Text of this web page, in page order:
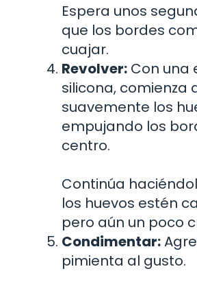
Espera unos
que los bordes
cuajar.
Revolver: Con una
silicona, comienza
suavemente los
empujando los
centro.
Continúa
los huevos estén
pero aún un poco
Condimentar:
pimienta al gusto.